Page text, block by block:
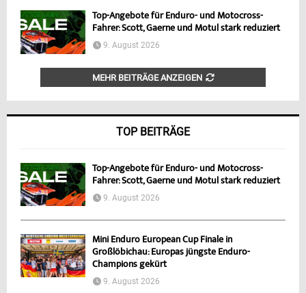
Top-Angebote für Enduro- und Motocross-
Fahrer: Scott, Gaerne und Motul stark reduziert
9. August 2026
MEHR BEITRÄGE ANZEIGEN
TOP BEITRÄGE
Top-Angebote für Enduro- und Motocross-
Fahrer: Scott, Gaerne und Motul stark reduziert
9. August 2026
Mini Enduro European Cup Finale in
Großlöbichau: Europas jüngste Enduro-
Champions gekürt
9. August 2026